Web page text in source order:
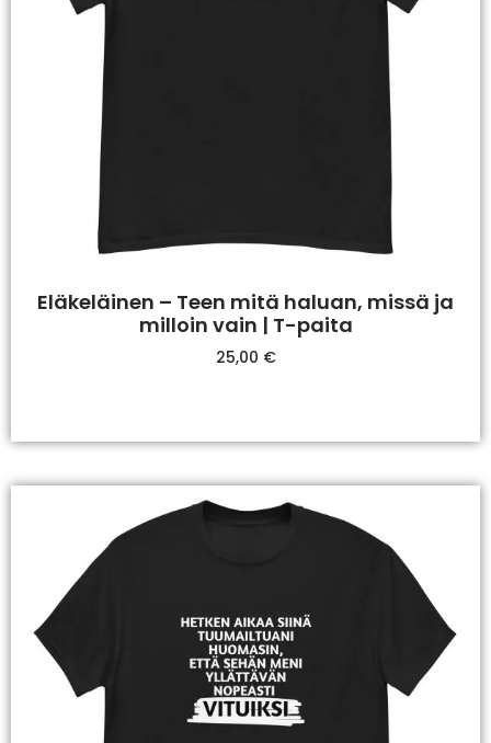
Eläkeläinen – Teen mitä haluan, missä ja
milloin vain | T-paita
25,00 €